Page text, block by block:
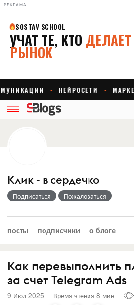
РЕКЛАМА
Клик - в сердечко
Подписаться Пожаловаться
посты подписчики о блоге
Как перевыполнить
за счет Telegram Ads
9 Июл 2025 Время чтения 8 мин